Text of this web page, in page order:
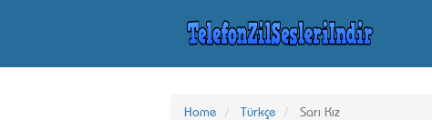
Home Türkçe Sarı Kız